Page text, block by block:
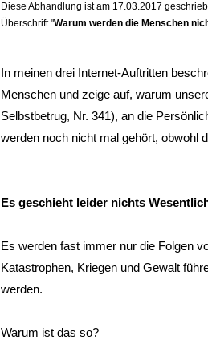
Diese Abhandlung ist am 17.03.2017
Überschrift "Warum werden die Menschen
In meinen drei Internet-Auftritten
Menschen und zeige auf, warum
Selbstbetrug, Nr. 341), an die
werden noch nicht mal gehört, obwohl
Es geschieht leider nichts
Es werden fast immer nur die Folgen
Katastrophen, Kriegen und Gewalt
werden.
Warum ist das so?